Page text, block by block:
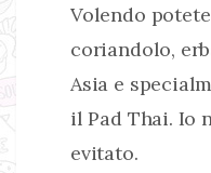
Volendo
coriandolo,
Asia e
il Pad Thai. Io
evitato.